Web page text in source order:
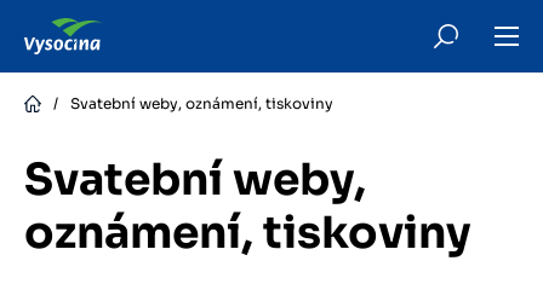
content/ Svatební weby, oznámení, tiskoviny
Svatební weby,
oznámení, tiskoviny